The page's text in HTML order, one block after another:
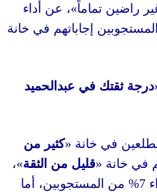
»، عن أداء
في خانة
عبدالحميد
«كثير من
قليل من الثقة» ،
أما